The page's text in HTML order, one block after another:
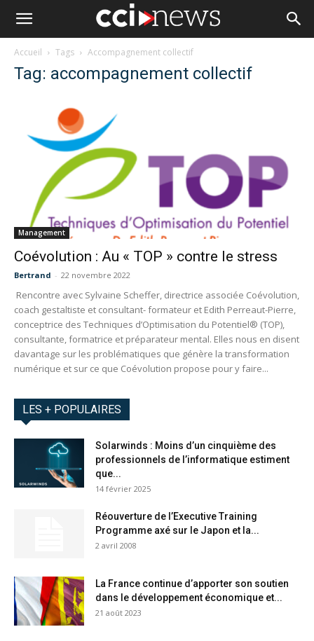
Accueil Tags Accompagnement collectif
Tag: accompagnement collectif
Management
Coévolution : Au « TOP » contre le stress
Bertrand - 22 novembre 2022
Rencontre avec Sylvaine Scheffer, directrice associée Coévolution,
coach gestaltiste et consultant- formateur et Edith Perreaut-Pierre,
conceptrice des Techniques d’Optimisation du Potentiel® (TOP),
consultante, formatrice et préparateur mental. Elles nous en disent
davantage sur les problématiques que génère la transformation
numérique et sur ce que Coévolution propose pour y faire...
LES + POPULAIRES
Solarwinds : Moins d’un cinquième des
professionnels de l’informatique estiment
que...
14 février 2025
Réouverture de l’Executive Training
Programme axé sur le Japon et la...
2 avril 2008
La France continue d’apporter son soutien
dans le développement économique et...
21 août 2023